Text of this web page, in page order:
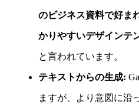
のビジネス資料で好ま
かりやすいデザインテ
と言われています。
テキストからの生成:
ますが、より意図に沿